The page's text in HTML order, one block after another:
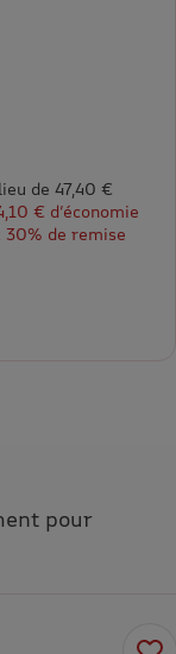
de 47,40 €
€ d’économie
30% de remise
pour